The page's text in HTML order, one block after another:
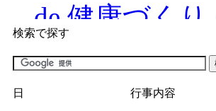
de 健康づくり
「子育て交流
間：2026/07/
検索で探す
日 行事内容